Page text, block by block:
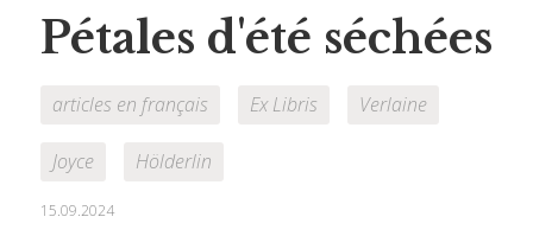
Pétales d'été séchées
articles en français Ex Libris Verlaine
Joyce Hölderlin
15.09.2024